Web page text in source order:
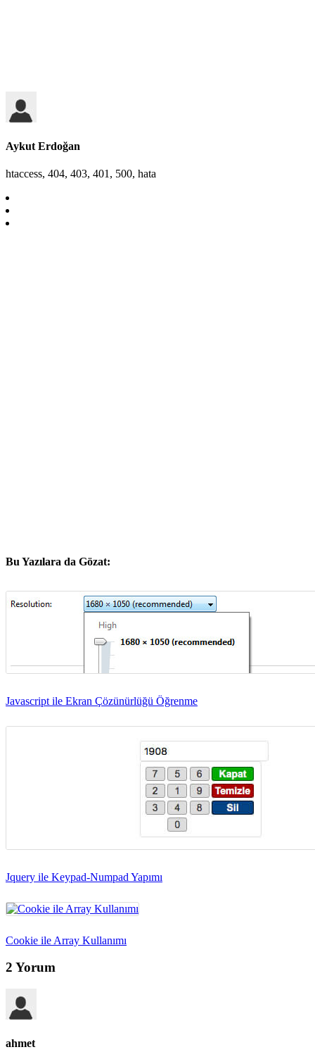
Aykut Erdoğan
htaccess, 404, 403, 401, 500, hata
Bu Yazılara da Gözat:
Javascript ile Ekran Çözünürlüğü Öğrenme
Jquery ile Keypad-Numpad Yapımı
Cookie ile Array Kullanımı
2 Yorum
ahmet